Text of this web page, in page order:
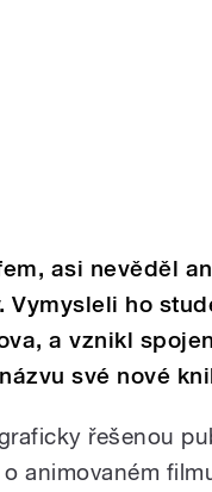
asi nevěděl
ho
a vznikl
své nové
řešenou
animovaném